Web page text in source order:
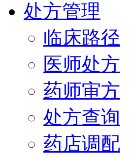
处方管理
临床路径
医师处方
药师审方
处方查询
药店调配